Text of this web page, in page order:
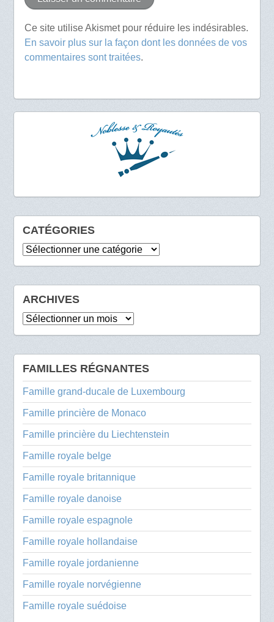
Ce site utilise Akismet pour réduire les indésirables.
En savoir plus sur la façon dont les données de vos
commentaires sont traitées.
CATÉGORIES
Catégories
ARCHIVES
Archives
FAMILLES RÉGNANTES
Famille grand-ducale de Luxembourg
Famille princière de Monaco
Famille princière du Liechtenstein
Famille royale belge
Famille royale britannique
Famille royale danoise
Famille royale espagnole
Famille royale hollandaise
Famille royale jordanienne
Famille royale norvégienne
Famille royale suédoise